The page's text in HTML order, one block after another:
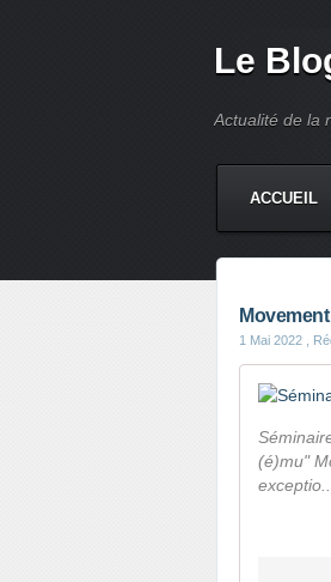
Le
Actualité de la
ACCUEIL
1 Mai 2022 ,
(é)mu"
exceptio...